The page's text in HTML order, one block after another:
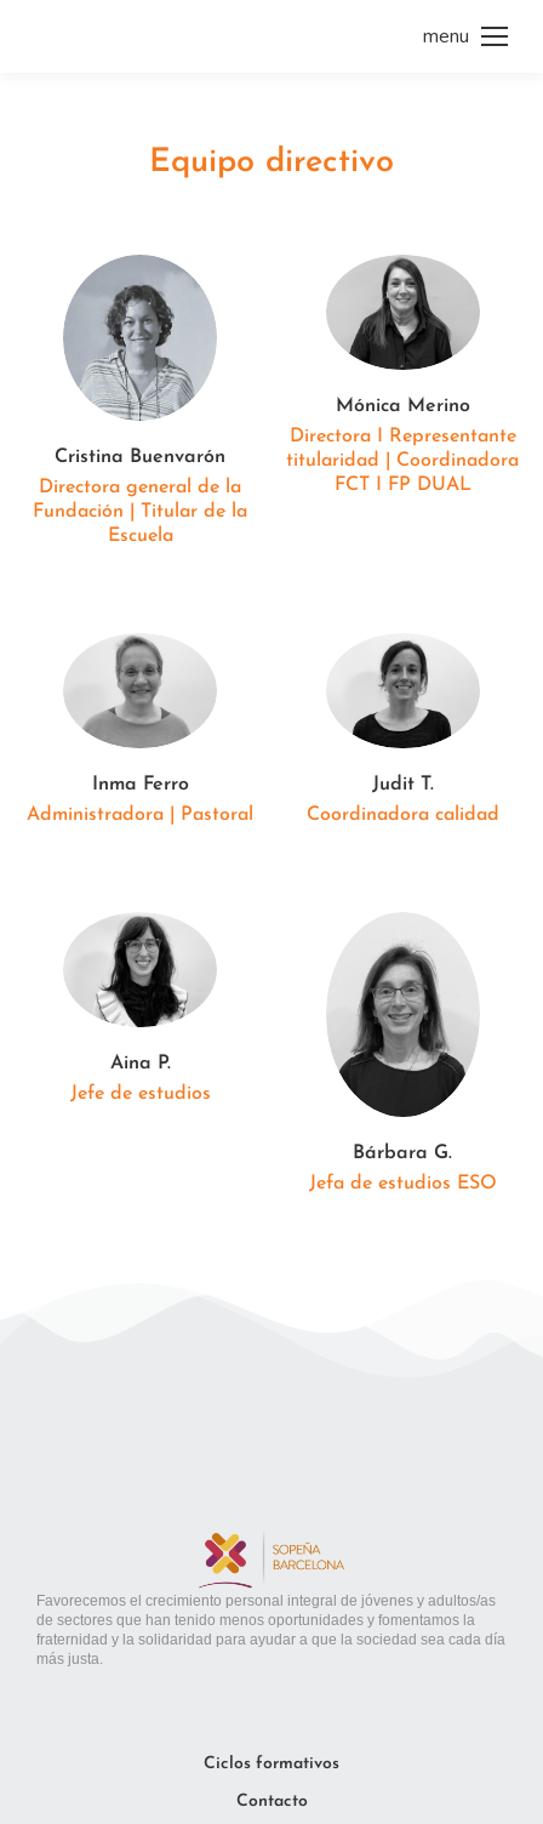
menu
Equipo directivo
Cristina Buenvarón
Directora general de la
Fundación | Titular de la
Escuela
Mónica Merino
Directora I Representante
titularidad | Coordinadora
FCT I FP DUAL
Inma Ferro
Administradora | Pastoral
Judit T.
Coordinadora calidad
Aina P.
Jefe de estudios
Bárbara G.
Jefa de estudios ESO
Favorecemos el crecimiento personal integral de jóvenes y adultos/as
de sectores que han tenido menos oportunidades y fomentamos la
fraternidad y la solidaridad para ayudar a que la sociedad sea cada día
más justa.
Ciclos formativos
Contacto